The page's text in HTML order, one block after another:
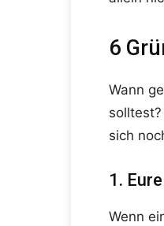
6
Wann
sich
1.
Wenn